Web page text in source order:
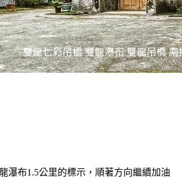
瀑布1.5公里的標示，順著方向繼續加油